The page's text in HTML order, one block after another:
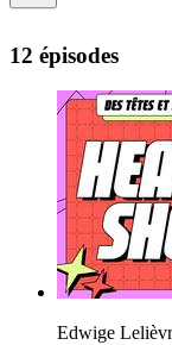
12 épisodes
Edwige